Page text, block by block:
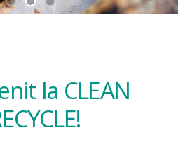
la CLEAN